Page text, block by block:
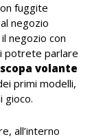
fuggite
negozio
il negozio con
potrete parlare
volante
primi modelli,
gioco.
all’interno